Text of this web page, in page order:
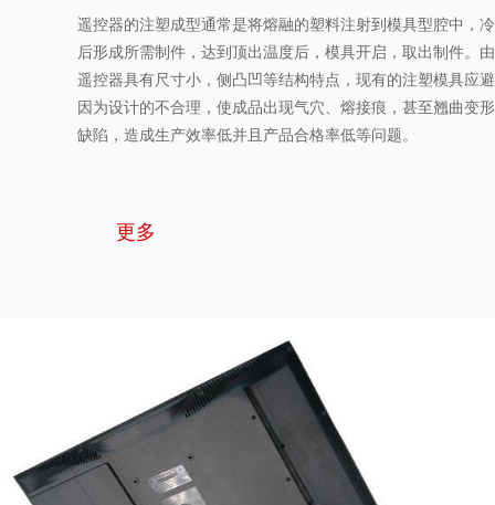
遥控器的注塑成型通常是将熔融的塑料注射到模具型腔中，
后形成所需制件，达到顶出温度后，模具开启，取出制件。
遥控器具有尺寸小，侧凸凹等结构特点，现有的注塑模具应
因为设计的不合理，使成品出现气穴、熔接痕，甚至翘曲变
缺陷，造成生产效率低并且产品合格率低等问题。
更多